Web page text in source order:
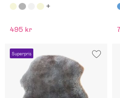
495 kr
Superpris